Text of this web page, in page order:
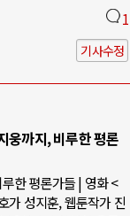
1
기사수정
웅까지, 비루한 평론
한 평론가들 | 영화 <
가 성지훈, 웹툰작가 진